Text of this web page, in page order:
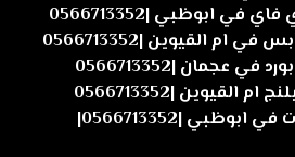
في ابوظبي |0566713352
ام القيوين |0566713352
عجمان |0566713352
القيوين |0566713352
|0566713352|